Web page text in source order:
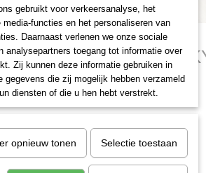
3 EIKEN
(inclusief btw 21%)
20m²)
gebruikt voor verkeersanalyse, het
functies en het personaliseren van
Daarnaast verlenen we onze sociale
analysepartners toegang tot informatie over
Zij kunnen deze informatie gebruiken in
gegevens die zij mogelijk hebben verzameld
diensten of die u hen hebt verstrekt.
opnieuw tonen Selectie toestaan